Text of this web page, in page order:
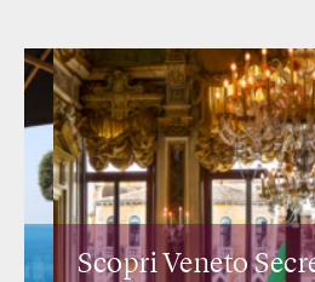
Scopri Veneto Secrets